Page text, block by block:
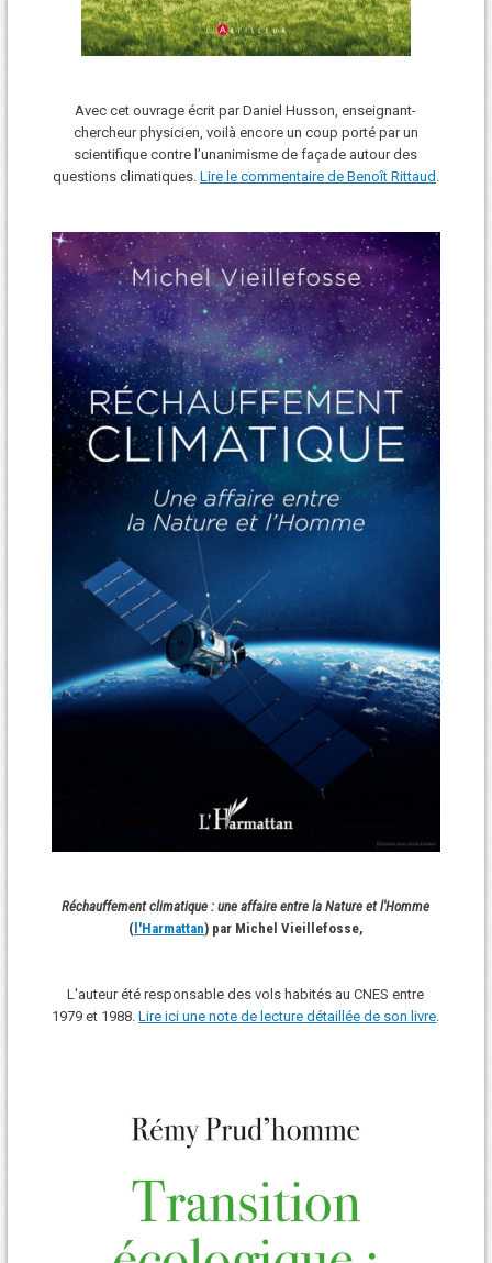
Avec cet ouvrage écrit par Daniel Husson, enseignant-
chercheur physicien, voilà encore un coup porté par un
scientifique contre l’unanimisme de façade autour des
questions climatiques. Lire le commentaire de Benoît Rittaud .
Réchauffement climatique : une affaire entre la Nature et l'Homme
(l'Harmattan) par Michel Vieillefosse,
L'auteur été responsable des vols habités au CNES entre
1979 et 1988.Lire ici une note de lecture détaillée de son livre.